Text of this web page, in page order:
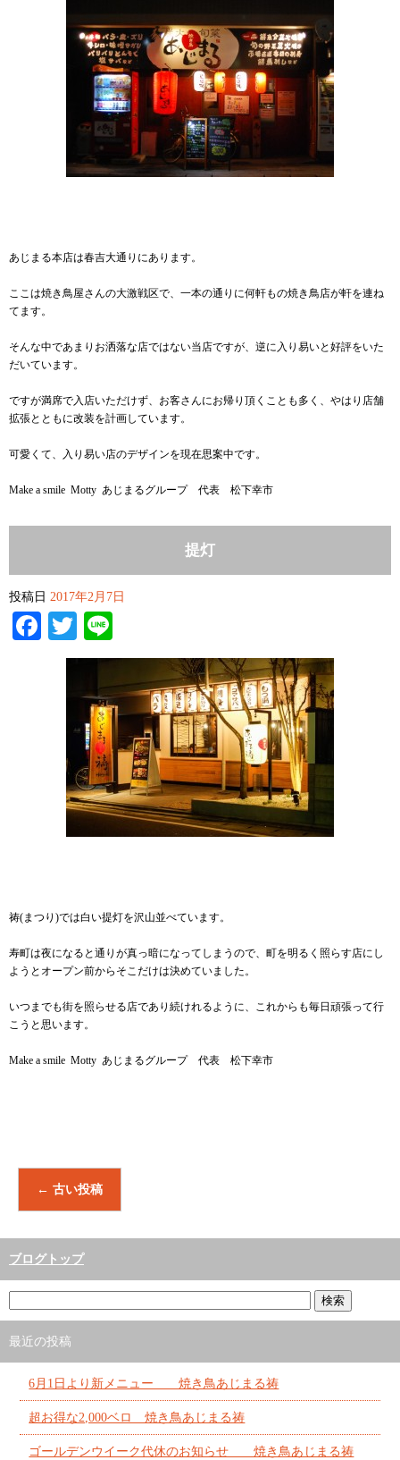
あじまる本店は春吉大通りにあります。
ここは焼き鳥屋さんの大激戦区で、一本の通りに何軒もの焼き鳥店が軒を連ね
てます。
そんな中であまりお洒落な店ではない当店ですが、逆に入り易いと好評をいた
だいています。
ですが満席で入店いただけず、お客さんにお帰り頂くことも多く、やはり店舗
拡張とともに改装を計画しています。
可愛くて、入り易い店のデザインを現在思案中です。
Make a smile Motty あじまるグループ 代表 松下幸市
提灯
投稿日 2017年2月7日
Facebook
Twitter
祷(まつり)では白い提灯を沢山並べています。
寿町は夜になると通りが真っ暗になってしまうので、町を明るく照らす店にし
ようとオープン前からそこだけは決めていました。
いつまでも街を照らせる店であり続けれるように、これからも毎日頑張って行
こうと思います。
Make a smile Motty あじまるグループ 代表 松下幸市
← 古い投稿
ブログトップ
最近の投稿
6月1日より新メニュー 焼き鳥あじまる祷
超お得な2,000ベロ 焼き鳥あじまる祷
ゴールデンウイーク代休のお知らせ 焼き鳥あじまる祷